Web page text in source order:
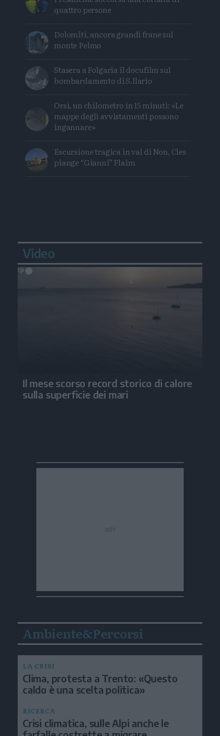
quattro persone
Dolomiti, ancora grandi frane sul
monte Pelmo
Stasera a Folgaria il docufilm sul
bombardamento di S.Ilario
Orsi, un chilometro in 15 minuti: «Le
mappe degli avvistamenti possono
ingannare»
Escursione tragica in val di Non, Cles
piange “Gianni” Flaim
Video
Il mese scorso record storico di calore
sulla superficie dei mari
Ambiente&Percorsi
LA CRISI
Clima, protesta a Trento: «Questo
caldo è una scelta politica»
RICERCA
Crisi climatica, sulle Alpi anche le